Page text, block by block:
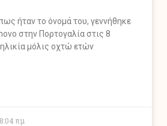
ήταν το όνομά του, γεννήθηκε
στην Πορτογαλία στις 8
μόλις οχτώ ετών
8:04 πμ